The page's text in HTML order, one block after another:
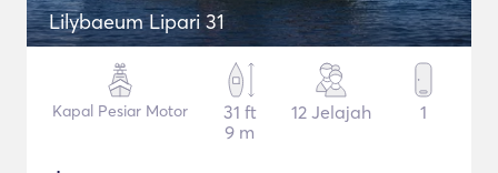
Lilybaeum Lipari 31
Kapal Pesiar Motor
31 ft
9 m
12 Jelajah 1